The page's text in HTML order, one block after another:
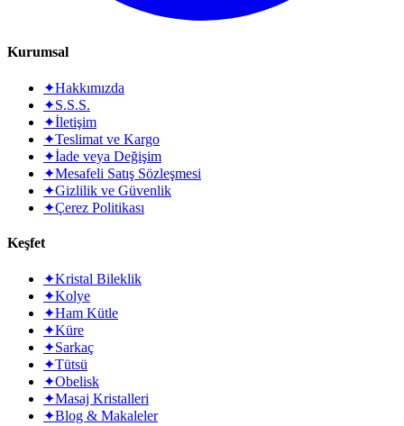
Kurumsal
✦Hakkımızda
✦S.S.S.
✦İletişim
✦Teslimat ve Kargo
✦İade veya Değişim
✦Mesafeli Satış Sözleşmesi
✦Gizlilik ve Güvenlik
✦Çerez Politikası
Keşfet
✦Kristal Bileklik
✦Kolye
✦Ham Kütle
✦Küre
✦Sarkaç
✦Tütsü
✦Obelisk
✦Masaj Kristalleri
✦Blog & Makaleler